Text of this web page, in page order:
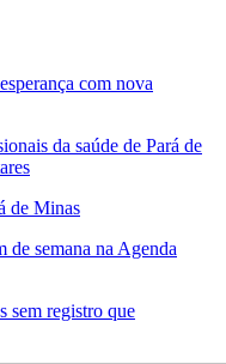
com nova
da saúde de Pará de
de Minas
de semana na Agenda
sem registro que